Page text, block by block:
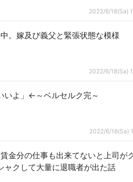
2022/6/18(Sa)
。嫁及び義父と緊張状態な模様
2022/6/18(Sa)
いよ」←～ベルセルク完～
2022/6/18(Sa)
金分の仕事も出来てないと上司が
ャクして大量に退職者が出た話